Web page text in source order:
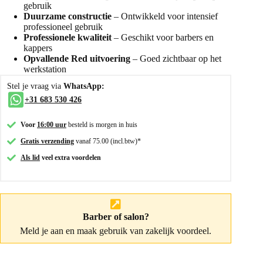
gebruik
Duurzame constructie – Ontwikkeld voor intensief
professioneel gebruik
Professionele kwaliteit – Geschikt voor barbers en
kappers
Opvallende Red uitvoering – Goed zichtbaar op het
werkstation
Stel je vraag via WhatsApp:
+31 683 530 426
Voor 16:00 uur besteld is morgen in huis
Gratis verzending vanaf 75.00 (incl.btw)*
Als lid veel extra voordelen
Barber of salon?
Meld je aan en maak gebruik van zakelijk voordeel.